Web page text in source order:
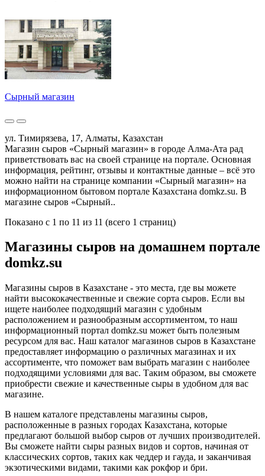
Сырный магазин
ул. Тимирязева, 17, Алматы, Казахстан
Магазин сыров «Сырный магазин» в городе Алма-Ата рад
приветствовать вас на своей странице на портале. Основная
информация, рейтинг, отзывы и контактные данные – всё это
можно найти на странице компании «Сырный магазин» на
информационном бытовом портале Казахстана domkz.su. В
магазине сыров «Сырный..
Показано с 1 по 11 из 11 (всего 1 страниц)
Магазины сыров на домашнем портале
domkz.su
Магазины сыров в Казахстане - это места, где вы можете
найти высококачественные и свежие сорта сыров. Если вы
ищете наиболее подходящий магазин с удобным
расположением и разнообразным ассортиментом, то наш
информационный портал domkz.su может быть полезным
ресурсом для вас. Наш каталог магазинов сыров в Казахстане
предоставляет информацию о различных магазинах и их
ассортименте, что поможет вам выбрать магазин с наиболее
подходящими условиями для вас. Таким образом, вы сможете
приобрести свежие и качественные сыры в удобном для вас
магазине.
В нашем каталоге представлены магазины сыров,
расположенные в разных городах Казахстана, которые
предлагают большой выбор сыров от лучших производителей.
Вы сможете найти сыры разных видов и сортов, начиная от
классических сортов, таких как чеддер и гауда, и заканчивая
экзотическими видами, такими как рокфор и бри.